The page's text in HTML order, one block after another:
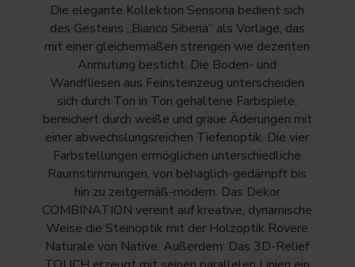
Die elegante Kollektion Sensoria bedient sich
des Gesteins „Bianco Siberia“ als Vorlage, das
mit einer gleichermaßen strengen wie dezenten
Anmutung besticht. Die Boden- und
Wandfliesen aus Feinsteinzeug unterscheiden
sich durch Ton in Ton gehaltene Farbspiele,
bereichert durch weiße und graue Äderungen mit
einer abwechslungsreichen Tiefenoptik. Die vier
Farbstellungen ermöglichen unterschiedliche
Raumstimmungen, von behaglich-gedämpft bis
hin zu zeitgemäß-modern. Das Dekor
COMBINATION vereint auf kreative, dynamische
Weise die Steinoptik mit der Holzoptik Rovere
Naturale von Native. Außerdem: Das 3D-Relief